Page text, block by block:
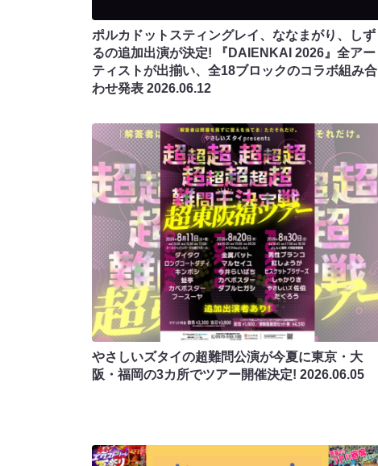
ポルカドットスティングレイ、ななまがり、しず
るの追加出演が決定! 『DAIENKAI 2026』全アー
ティストが出揃い、全18ブロックのコラボ組み合
わせ発表 2026.06.12
やさしいズタイの超難問公演が今夏に東京・大
阪・福岡の3カ所でツアー開催決定! 2026.06.05